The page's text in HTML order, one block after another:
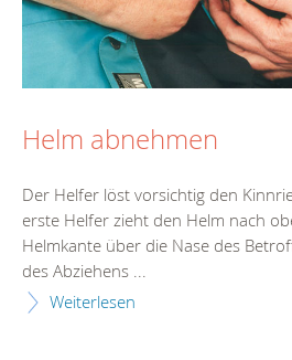
Helm abnehmen
Der Helfer löst vorsichtig den
erste Helfer zieht den Helm nach
Helmkante über die Nase des
des Abziehens ...
Weiterlesen